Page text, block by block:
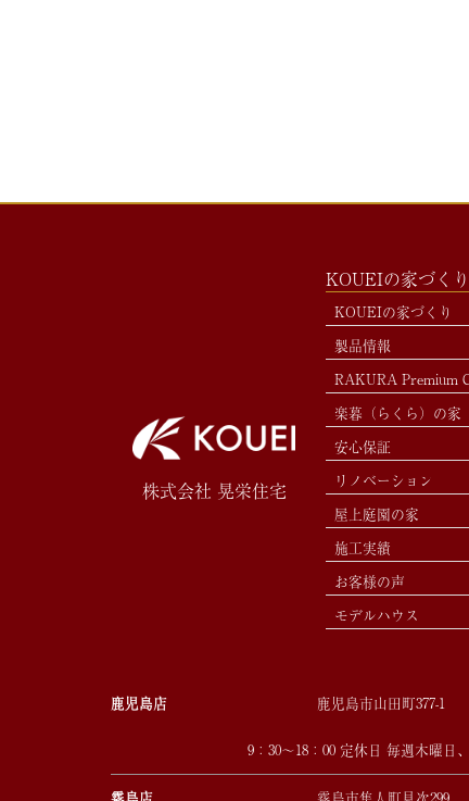
株式会社 晃栄住宅
KOUEIの家づくり
KOUEIの家づくり
製品情報
RAKURA Premium
楽暮（らくら）の家
安心保証
リノベーション
屋上庭園の家
施工実績
お客様の声
モデルハウス
鹿児島店 鹿児島市山田町377-1
9：30～18：00 定休日 毎週木曜日